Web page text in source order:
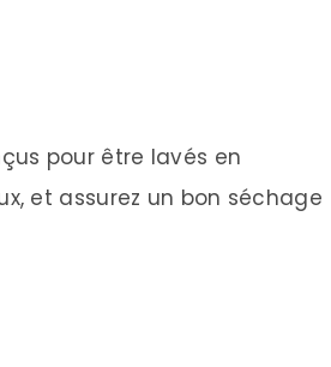
pour être lavés en
et assurez un bon séchage